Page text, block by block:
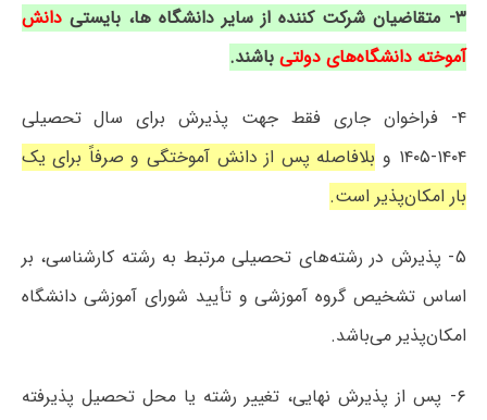
۳- متقاضیان شرکت کننده از سایر دانشگاه ها، بایستی
دانش
آموخته دانشگاه‌های دولتی باشند.
۴- فراخوان جاری فقط جهت پذیرش برای سال تحصیلی
۱۴۰۴-۱۴۰۵ و
بلافاصله پس از دانش آموختگی و صرفاً برای یک
بار امکان‌پذیر است.
۵- پذیرش در رشته‌های تحصیلی مرتبط به رشته کارشناسی، بر
اساس تشخیص گروه آموزشی و تأیید شورای آموزشی دانشگاه
امکان‌پذیر می‌باشد.
۶- پس از پذیرش نهایی، تغییر رشته یا محل تحصیل پذیرفته